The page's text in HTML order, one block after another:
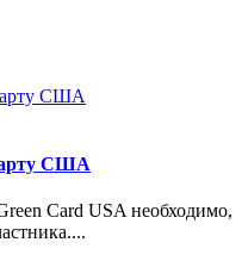
США
Card USA необходимо,